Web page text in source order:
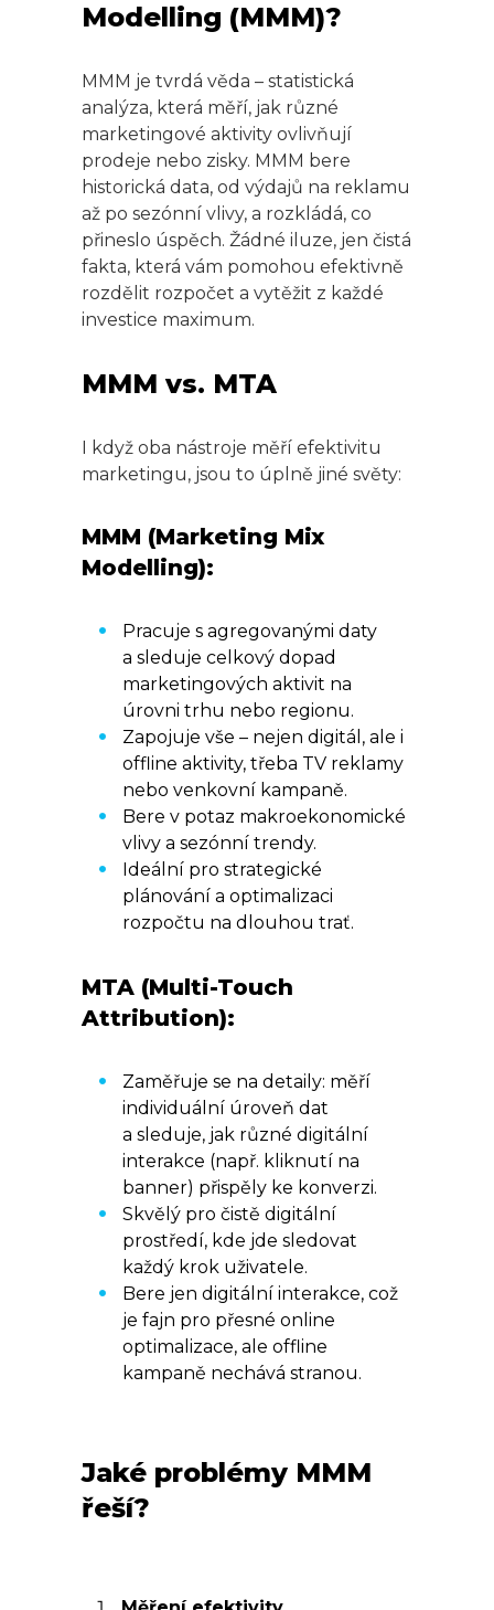
Modelling (MMM)?
MMM je tvrdá věda – statistická
analýza, která měří, jak různé
marketingové aktivity ovlivňují
prodeje nebo zisky. MMM bere
historická data, od výdajů na reklamu
až po sezónní vlivy, a rozkládá, co
přineslo úspěch. Žádné iluze, jen čistá
fakta, která vám pomohou efektivně
rozdělit rozpočet a vytěžit z každé
investice maximum.
MMM vs. MTA
I když oba nástroje měří efektivitu
marketingu, jsou to úplně jiné světy:
MMM (Marketing Mix
Modelling):
Pracuje s agregovanými daty
a sleduje celkový dopad
marketingových aktivit na
úrovni trhu nebo regionu.
Zapojuje vše – nejen digitál, ale i
offline aktivity, třeba TV reklamy
nebo venkovní kampaně.
Bere v potaz makroekonomické
vlivy a sezónní trendy.
Ideální pro strategické
plánování a optimalizaci
rozpočtu na dlouhou trať.
MTA (Multi-Touch
Attribution):
Zaměřuje se na detaily: měří
individuální úroveň dat
a sleduje, jak různé digitální
interakce (např. kliknutí na
banner) přispěly ke konverzi.
Skvělý pro čistě digitální
prostředí, kde jde sledovat
každý krok uživatele.
Bere jen digitální interakce, což
je fajn pro přesné online
optimalizace, ale offline
kampaně nechává stranou.
Jaké problémy MMM
řeší?